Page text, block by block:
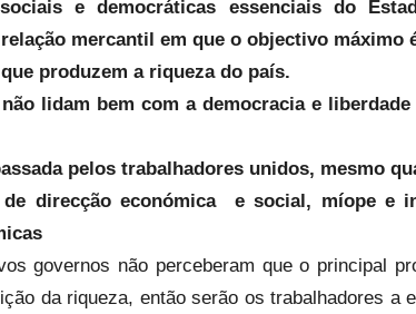
e democráticas essenciais do
mercantil em que o objectivo máximo
produzem a riqueza do país.
lidam bem com a democracia e liberdade
pelos trabalhadores unidos, mesmo
direcção económica e social, míope e
governos não perceberam que o principal
da riqueza, então serão os trabalhadores a